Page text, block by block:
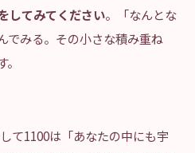
してみてください。「なんとな
でみる。その小さな積み重ね
て1100は「あなたの中にも宇